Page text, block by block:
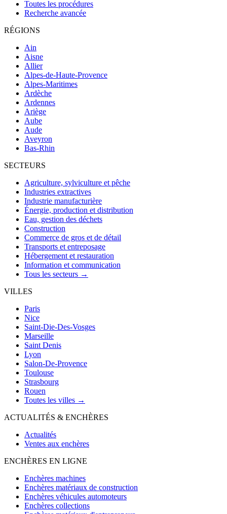
Toutes les procédures
Recherche avancée
RÉGIONS
Ain
Aisne
Allier
Alpes-de-Haute-Provence
Alpes-Maritimes
Ardèche
Ardennes
Ariège
Aube
Aude
Aveyron
Bas-Rhin
SECTEURS
Agriculture, sylviculture et pêche
Industries extractives
Industrie manufacturière
Énergie, production et distribution
Eau, gestion des déchets
Construction
Commerce de gros et de détail
Transports et entreposage
Hébergement et restauration
Information et communication
Tous les secteurs →
VILLES
Paris
Nice
Saint-Die-Des-Vosges
Marseille
Saint Denis
Lyon
Salon-De-Provence
Toulouse
Strasbourg
Rouen
Toutes les villes →
ACTUALITÉS & ENCHÈRES
Actualités
Ventes aux enchères
ENCHÈRES EN LIGNE
Enchères machines
Enchères matériaux de construction
Enchères véhicules automoteurs
Enchères collections